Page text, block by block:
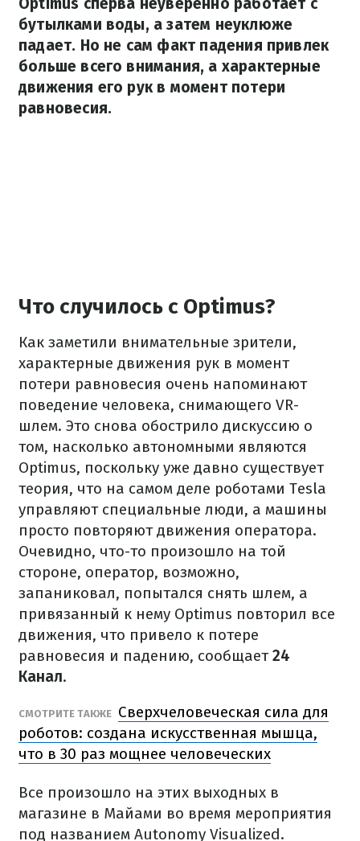
бутылками воды, а затем неуклюже
падает. Но не сам факт падения привлек
больше всего внимания, а характерные
движения его рук в момент потери
равновесия.
Что случилось с Optimus?
Как заметили внимательные зрители,
характерные движения рук в момент
потери равновесия очень напоминают
поведение человека, снимающего VR-
шлем. Это снова обострило дискуссию о
том, насколько автономными являются
Optimus, поскольку уже давно существует
теория, что на самом деле роботами Tesla
управляют специальные люди, а машины
просто повторяют движения оператора.
Очевидно, что-то произошло на той
стороне, оператор, возможно,
запаниковал, попытался снять шлем, а
привязанный к нему Optimus повторил все
движения, что привело к потере
равновесия и падению, сообщает24
Канал.
СМОТРИТЕ ТАКЖЕ Сверхчеловеческая сила для
роботов: создана искусственная мышца,
что в 30 раз мощнее человеческих
Все произошло на этих выходных в
магазине в Майами во время мероприятия
под названием Autonomy Visualized.